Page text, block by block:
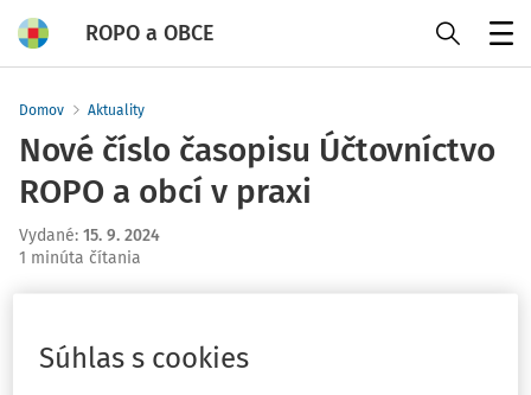
ROPO a OBCE
Domov Aktuality
Nové číslo časopisu Účtovníctvo
ROPO a obcí v praxi
Vydané: 15. 9. 2024
1 minúta čítania
septembrovom vydaní časopisu
Súhlas s cookies